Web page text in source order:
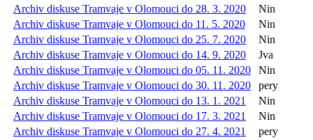
Archiv diskuse Tramvaje v Olomouci do 28. 3. 2020
Nin
Archiv diskuse Tramvaje v Olomouci do 11. 5. 2020
Nin
Archiv diskuse Tramvaje v Olomouci do 25. 7. 2020
Nin
Archiv diskuse Tramvaje v Olomouci do 14. 9. 2020
Jva
Archiv diskuse Tramvaje v Olomouci do 05. 11. 2020
Nin
Archiv diskuse Tramvaje v Olomouci do 30. 11. 2020
pery
Archiv diskuse Tramvaje v Olomouci do 13. 1. 2021
Nin
Archiv diskuse Tramvaje v Olomouci do 17. 3. 2021
Nin
Archiv diskuse Tramvaje v Olomouci do 27. 4. 2021
pery